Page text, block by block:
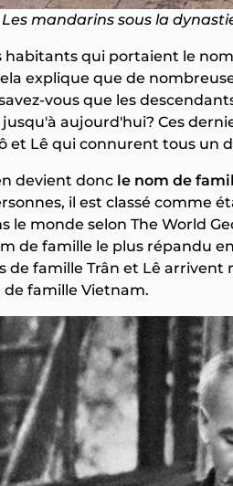
Les mandarins sous la
habitants qui portaient le
explique que de
vous que les
aujourd'hui? Ces
et Lê qui connurent tous un
devient donc le nom de
il est classé comme
monde selon The World
de famille le plus répandu
de famille Trân et Lê
famille Vietnam.